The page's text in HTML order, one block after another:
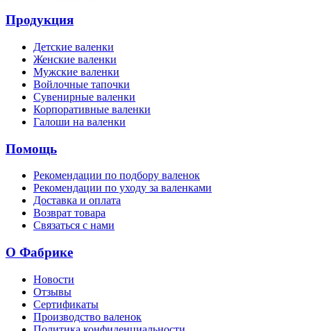
Продукция
Детские валенки
Женские валенки
Мужские валенки
Войлочные тапочки
Сувенирные валенки
Корпоративные валенки
Галоши на валенки
Помощь
Рекомендации по подбору валенок
Рекомендации по уходу за валенками
Доставка и оплата
Возврат товара
Связаться с нами
О Фабрике
Новости
Отзывы
Сертификаты
Производство валенок